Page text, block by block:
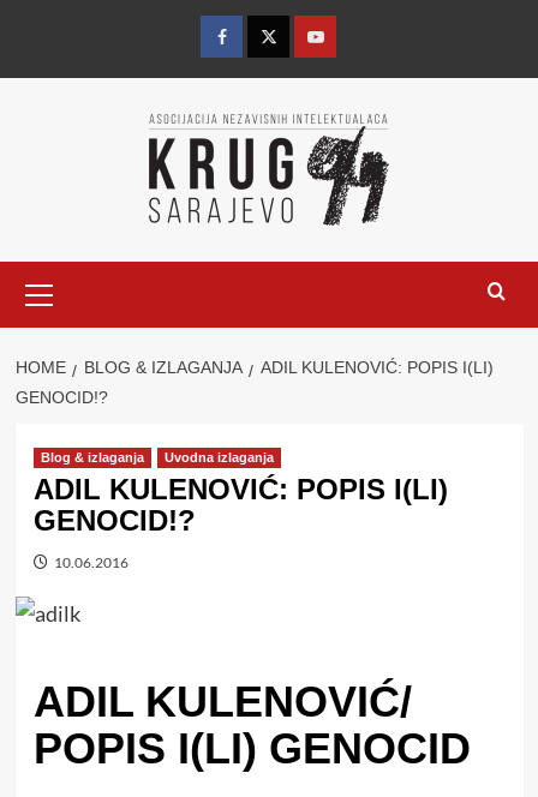
content
FacebookTwitterYouTube
Menu
HOME BLOG & IZLAGANJA
ADIL KULENOVIĆ: POPIS I(LI)
GENOCID!?
Blog & izlaganja Uvodna izlaganja
ADIL KULENOVIĆ: POPIS I(LI)
GENOCID!?
10.06.2016
ADIL KULENOVIĆ/
POPIS I(LI) GENOCID